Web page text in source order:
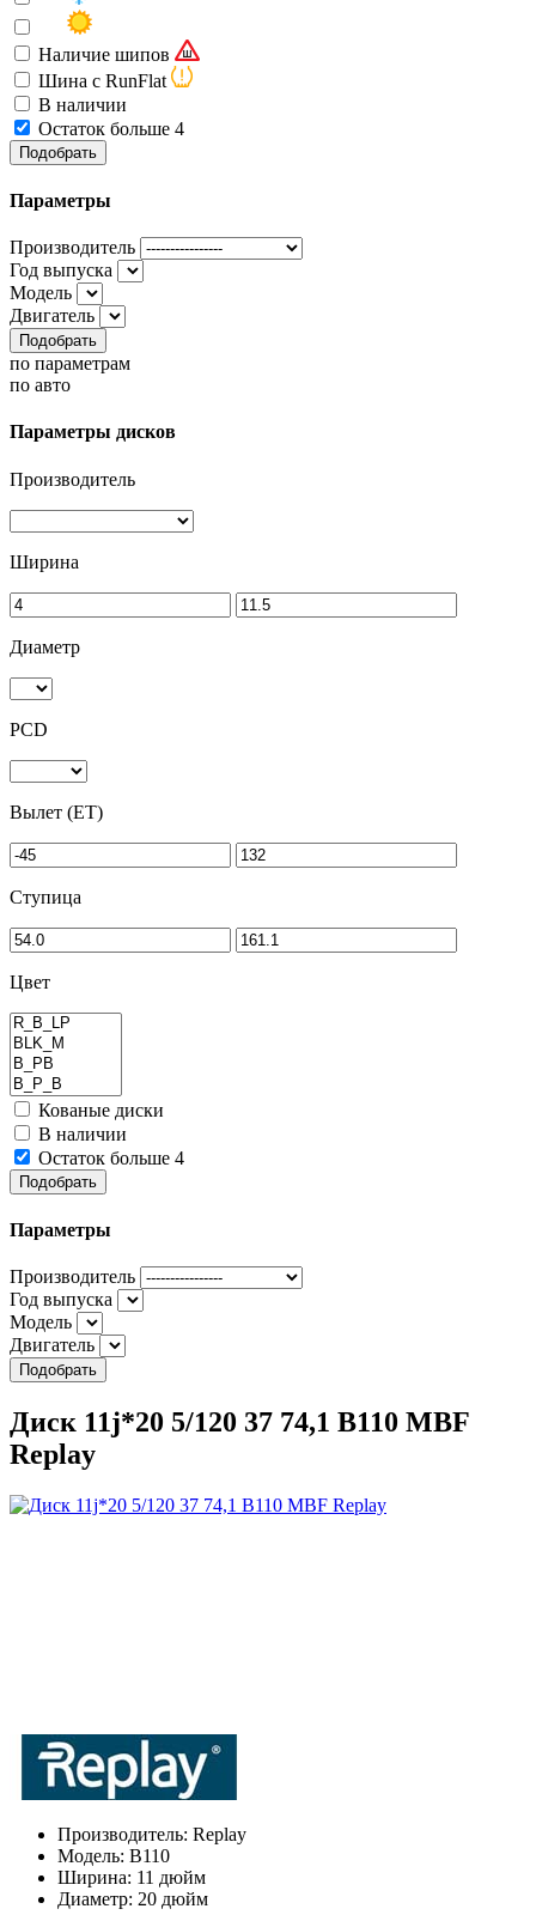
Наличие шипов
Шина с RunFlat
В наличии
Остаток больше 4
Подобрать
Параметры
Производитель
Год выпуска
Модель
Двигатель
Подобрать
по параметрам
по авто
Параметры дисков
Производитель
Ширина
Диаметр
PCD
Вылет (ET)
Ступица
Цвет
Кованые диски
В наличии
Остаток больше 4
Подобрать
Параметры
Производитель
Год выпуска
Модель
Двигатель
Подобрать
Диск 11j*20 5/120 37 74,1 B110 MBF
Replay
Производитель: Replay
Модель: B110
Ширина: 11 дюйм
Диаметр: 20 дюйм